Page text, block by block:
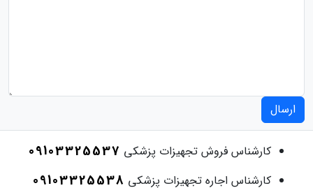
ارسال
کارشناس فروش تجهیزات پزشکی 09103325537
کارشناس اجاره تجهیزات پزشکی 09103325538